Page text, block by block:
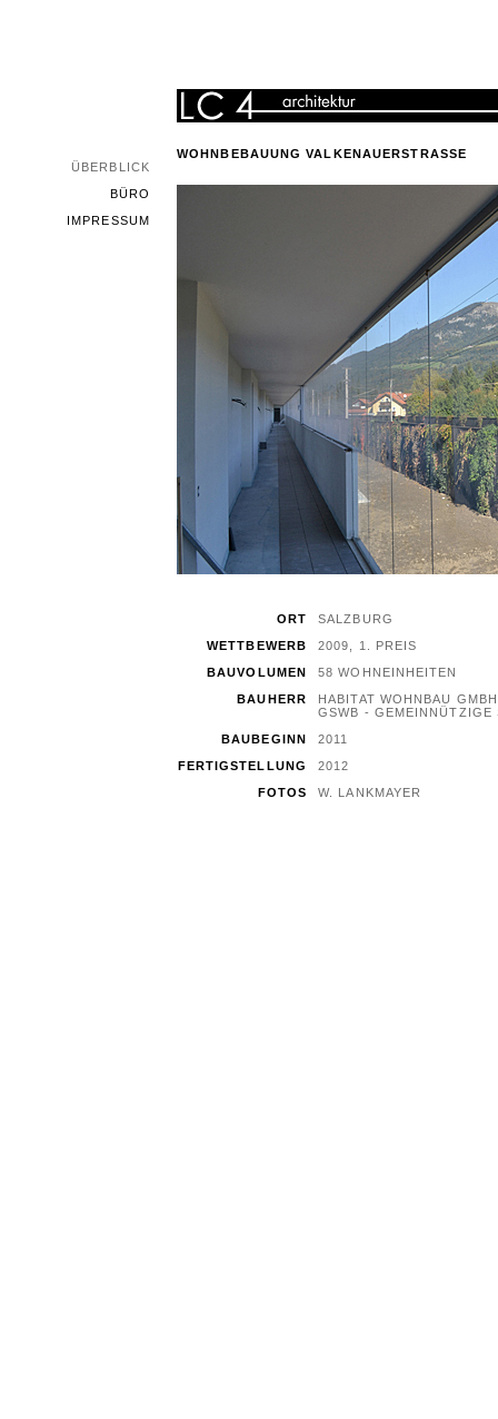
ÜBERBLICK
BÜRO
IMPRESSUM
WOHNBEBAUUNG VALKENAUERSTRASSE
ORT
WETTBEWERB
BAUVOLUMEN
BAUHERR
BAUBEGINN
FERTIGSTELLUNG
FOTOS
SALZBURG
2009, 1. PREIS
58 WOHNEINHEITEN
HABITAT WOHNBAU GMBH
GSWB - GEMEINNÜTZIGE
2011
2012
W. LANKMAYER